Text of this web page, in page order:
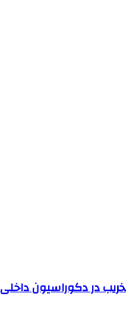
در دکوراسیون داخلی